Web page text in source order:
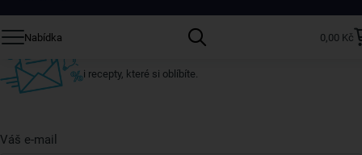
Nabídka 0,00 Kč
Přihlaste se k odběru našeho newsletteru.
i recepty, které si oblíbíte.
Váš e-mail